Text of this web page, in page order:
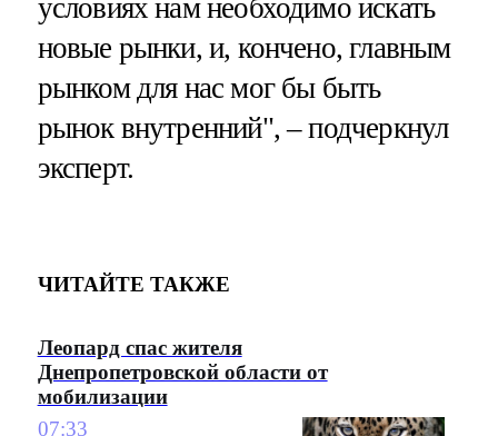
условиях нам необходимо искать
новые рынки, и, кончено, главным
рынком для нас мог бы быть
рынок внутренний", – подчеркнул
эксперт.
ЧИТАЙТЕ ТАКЖЕ
Леопард спас жителя
Днепропетровской области от
мобилизации
07:33